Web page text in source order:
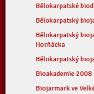
Bělokarpatské
Bělokarpatský
Bělokarpatský
Horňácka
Bělokarpatský
Bioakademie 2008
Biojarmark ve